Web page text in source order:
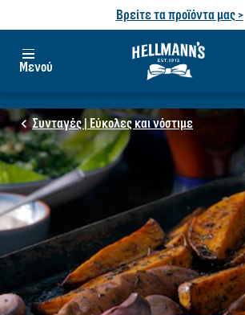
Βρείτε τα προϊόντα μας >
Μενού
Συνταγές | Εύκολες και νόστιμε